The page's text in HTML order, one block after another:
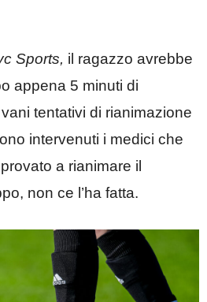
Sports, il ragazzo avrebbe
appena 5 minuti di
tentativi di rianimazione
intervenuti i medici che
a rianimare il
non ce l’ha fatta.